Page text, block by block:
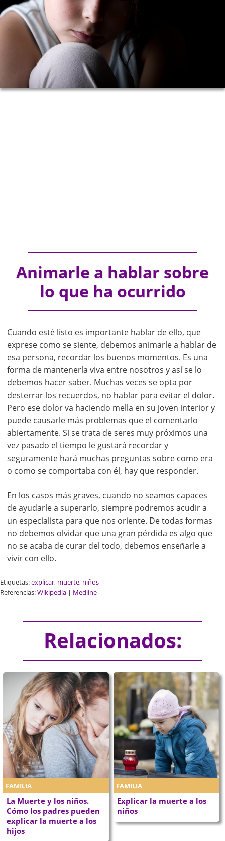
Animarle a hablar sobre
lo que ha ocurrido
Cuando esté listo es importante hablar de ello, que
exprese como se siente, debemos animarle a hablar de
esa persona, recordar los buenos momentos. Es una
forma de mantenerla viva entre nosotros y así se lo
debemos hacer saber. Muchas veces se opta por
desterrar los recuerdos, no hablar para evitar el dolor.
Pero ese dolor va haciendo mella en su joven interior y
puede causarle más problemas que el comentarlo
abiertamente. Si se trata de seres muy próximos una
vez pasado el tiempo le gustará recordar y
seguramente hará muchas preguntas sobre como era
o como se comportaba con él, hay que responder.
En los casos más graves, cuando no seamos capaces
de ayudarle a superarlo, siempre podremos acudir a
un especialista para que nos oriente. De todas formas
no debemos olvidar que una gran pérdida es algo que
no se acaba de curar del todo, debemos enseñarle a
vivir con ello.
Etiquetas:explicar, muerte, niños
Referencias:Wikipedia | Medline
Relacionados:
FAMILIA
La Muerte y los niños.
Cómo los padres pueden
explicar la muerte a los
hijos
FAMILIA
Explicar la muerte a los
niños